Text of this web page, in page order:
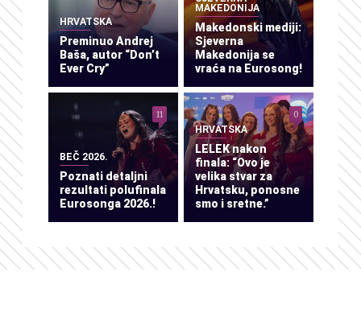
HRVATSKA
Preminuo Andrej
Baša, autor “Don’t
Ever Cry”
MAKEDONIJA
Makedonski mediji:
Sjeverna
Makedonija se
vraća na Eurosong!
BEČ 2026.
Poznati detaljni
rezultati polufinala
Eurosonga 2026.!
11
HRVATSKA
LELEK nakon
finala: “Ovo je
velika stvar za
Hrvatsku, ponosne
smo i sretne.”
0